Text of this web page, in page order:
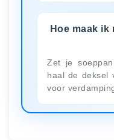
Hoe maak
Zet je
haal de deksel
voor